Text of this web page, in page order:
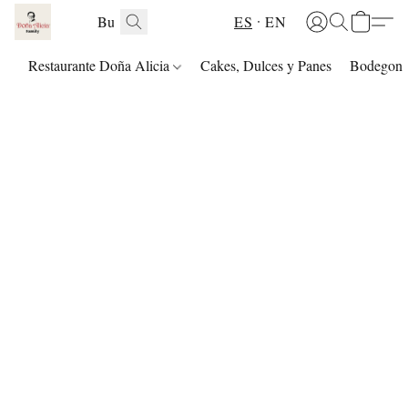
ES EN
Restaurante Doña Alicia Cakes, Dulces y Panes Bodegon